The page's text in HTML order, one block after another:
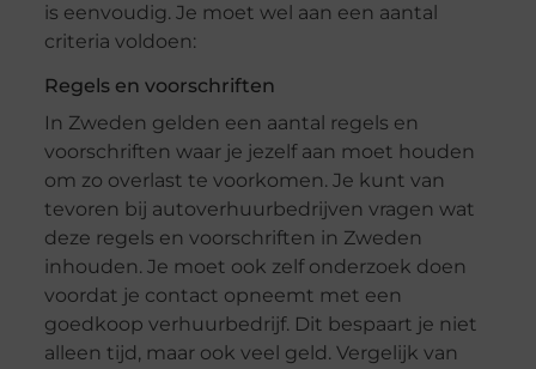
is eenvoudig. Je moet wel aan een aantal
criteria voldoen:
Regels en voorschriften
In Zweden gelden een aantal regels en
voorschriften waar je jezelf aan moet houden
om zo overlast te voorkomen. Je kunt van
tevoren bij autoverhuurbedrijven vragen wat
deze regels en voorschriften in Zweden
inhouden. Je moet ook zelf onderzoek doen
voordat je contact opneemt met een
goedkoop verhuurbedrijf. Dit bespaart je niet
alleen tijd, maar ook veel geld. Vergelijk van